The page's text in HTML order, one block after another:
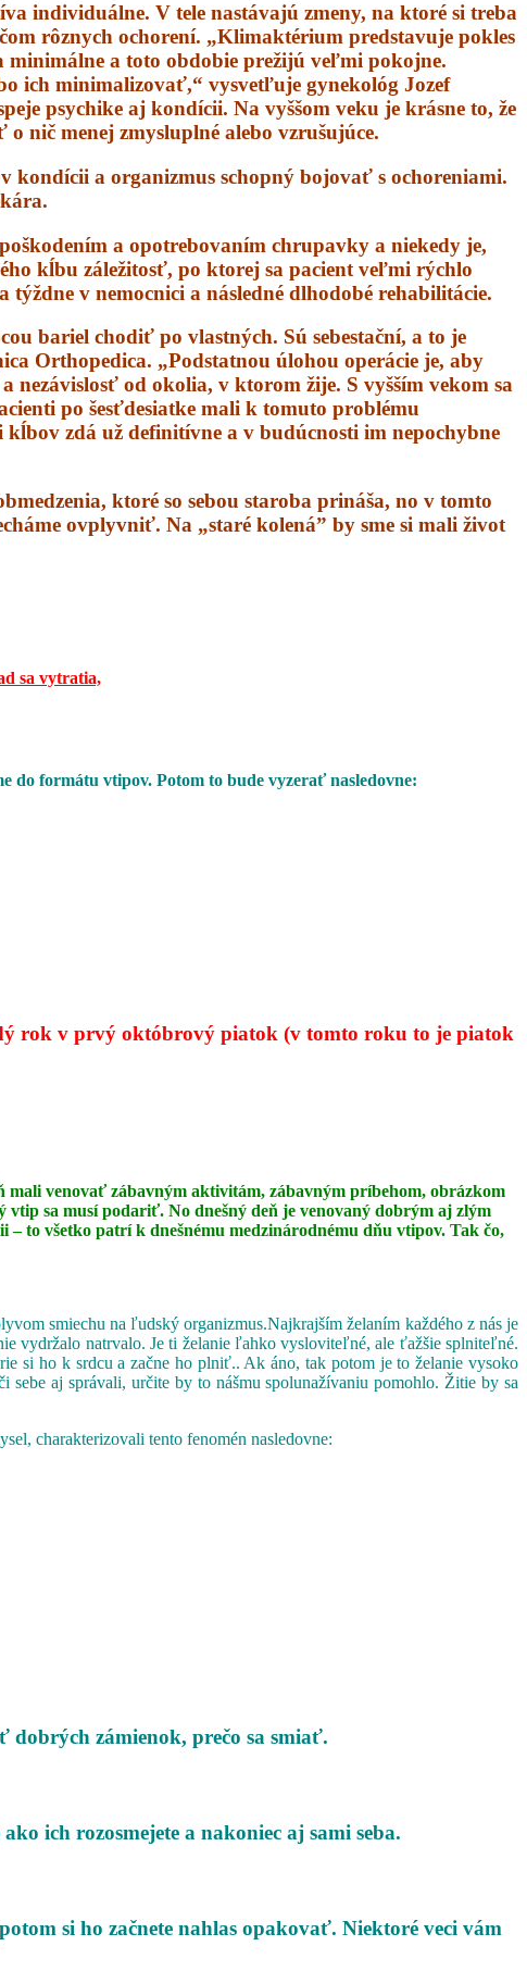
individuálne. V tele nastávajú zmeny, na ktoré si treba
rôznych ochorení. „Klimaktérium predstavuje pokles
minimálne a toto obdobie prežijú veľmi pokojne.
ich minimalizovať,“ vysvetľuje gynekológ Jozef
psychike aj kondícii. Na vyššom veku je krásne to, že
nič menej zmysluplné alebo vzrušujúce.
kondícii a organizmus schopný bojovať s ochoreniami.
a opotrebovaním chrupavky a niekedy je,
kĺbu záležitosť, po ktorej sa pacient veľmi rýchlo
v nemocnici a následné dlhodobé rehabilitácie.
bariel chodiť po vlastných. Sú sebestační, a to je
Orthopedica. „Podstatnou úlohou operácie je, aby
nezávislosť od okolia, v ktorom žije. S vyšším vekom sa
po šesťdesiatke mali k tomuto problému
zdá už definitívne a v budúcnosti im nepochybne
ktoré so sebou staroba prináša, no v tomto
ovplyvniť. Na „staré kolená” by sme si mali život
sa vytratia,
do formátu vtipov. Potom to bude vyzerať nasledovne:
rok v prvý októbrový piatok (v tomto roku to je piatok
mali venovať zábavným aktivitám, zábavným príbehom, obrázkom
sa musí podariť. No dnešný deň je venovaný dobrým aj zlým
to všetko patrí k dnešnému medzinárodnému dňu vtipov. Tak čo,
smiechu na ľudský organizmus.Najkrajším želaním každého z nás je
vydržalo natrvalo. Je ti želanie ľahko vysloviteľné, ale ťažšie splniteľné.
si ho k srdcu a začne ho plniť.. Ak áno, tak potom je to želanie vysoko
sebe aj správali, určite by to nášmu spolunažívaniu pomohlo. Žitie by sa
charakterizovali tento fenomén nasledovne:
dobrých zámienok, prečo sa smiať.
ich rozosmejete a nakoniec aj sami seba.
si ho začnete nahlas opakovať. Niektoré veci vám